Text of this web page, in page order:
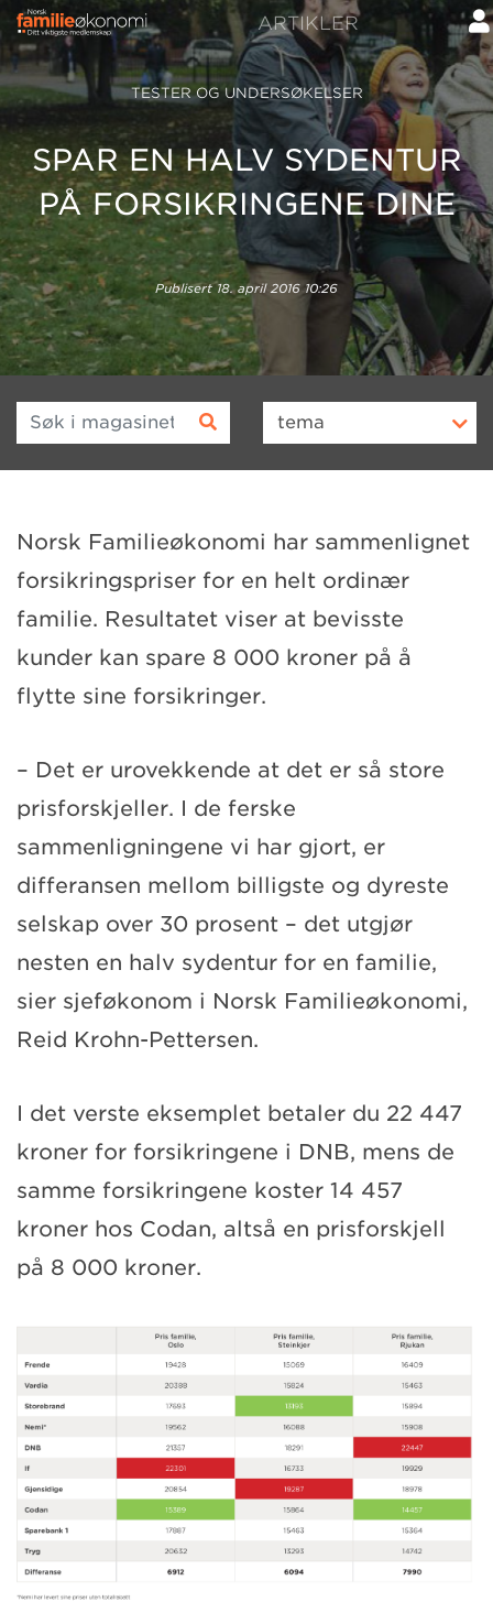
ARTIKLER
TESTER OG UNDERSØKELSER
SPAR EN HALV SYDENTUR
PÅ FORSIKRINGENE DINE
Publisert18. april 2016 10:26
Søk i magasinet tema
Norsk Familieøkonomi har sammenlignet
forsikringspriser for en helt ordinær
familie. Resultatet viser at bevisste
kunder kan spare 8 000 kroner på å
flytte sine forsikringer.
– Det er urovekkende at det er så store
prisforskjeller. I de ferske
sammenligningene vi har gjort, er
differansen mellom billigste og dyreste
selskap over 30 prosent – det utgjør
nesten en halv sydentur for en familie,
sier sjeføkonom i Norsk Familieøkonomi,
Reid Krohn-Pettersen.
I det verste eksemplet betaler du 22 447
kroner for forsikringene i DNB, mens de
samme forsikringene koster 14 457
kroner hos Codan, altså en prisforskjell
på 8 000 kroner.